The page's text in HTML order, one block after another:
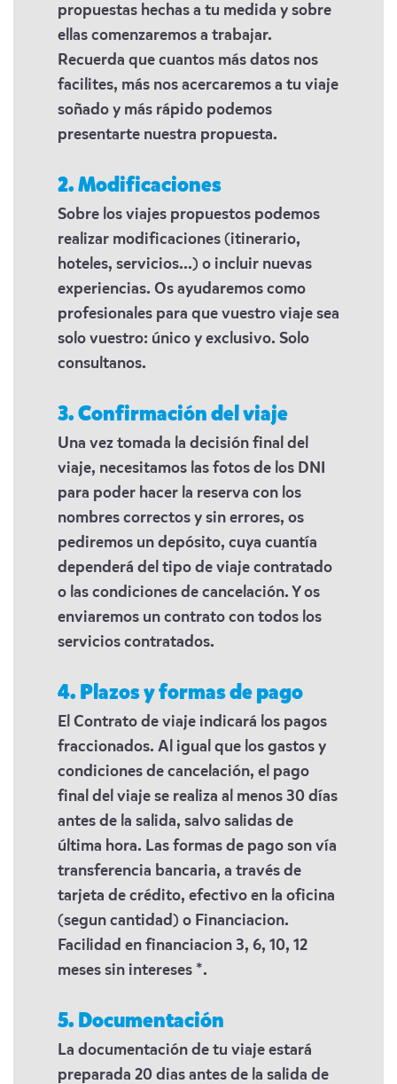
propuestas hechas a tu medida y sobre
ellas comenzaremos a trabajar.
Recuerda que cuantos más datos nos
facilites, más nos acercaremos a tu viaje
soñado y más rápido podemos
presentarte nuestra propuesta.
2. Modificaciones
Sobre los viajes propuestos podemos
realizar modificaciones (itinerario,
hoteles, servicios...) o incluir nuevas
experiencias. Os ayudaremos como
profesionales para que vuestro viaje sea
solo vuestro: único y exclusivo. Solo
consultanos.
3. Confirmación del viaje
Una vez tomada la decisión final del
viaje, necesitamos las fotos de los DNI
para poder hacer la reserva con los
nombres correctos y sin errores, os
pediremos un depósito, cuya cuantía
dependerá del tipo de viaje contratado
o las condiciones de cancelación. Y os
enviaremos un contrato con todos los
servicios contratados.
4. Plazos y formas de pago
El Contrato de viaje indicará los pagos
fraccionados. Al igual que los gastos y
condiciones de cancelación, el pago
final del viaje se realiza al menos 30 días
antes de la salida, salvo salidas de
última hora. Las formas de pago son vía
transferencia bancaria, a través de
tarjeta de crédito, efectivo en la oficina
(segun cantidad) o Financiacion.
Facilidad en financiacion 3, 6, 10, 12
meses sin intereses *.
5. Documentación
La documentación de tu viaje estará
preparada 20 dias antes de la salida de